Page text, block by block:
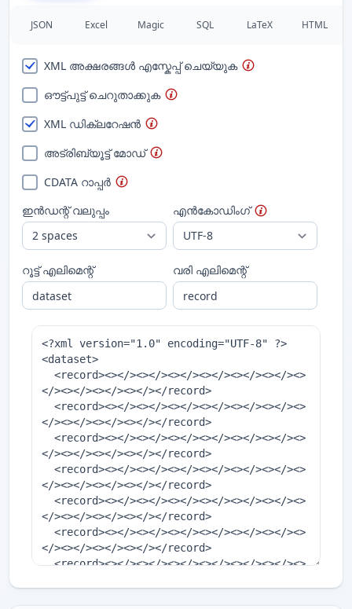
JSON Excel Magic SQL LaTeX HTML
XML അക്ഷരങ്ങൾ എസ്കേപ്പ് ചെയ്യുക
ഔട്ട്പുട്ട് ചെറുതാക്കുക
XML ഡിക്ലറേഷൻ
അട്രിബ്യൂട്ട് മോഡ്
CDATA റാപ്പർ
ഇൻഡന്റ് വലുപ്പം
എൻകോഡിംഗ്
റൂട്ട് എലിമെന്റ് വരി എലിമെന്റ്